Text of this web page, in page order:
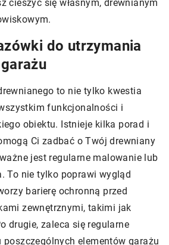
cieszyć się własnym, drewnianym
do utrzymania
to nie tylko kwestia
funkcjonalności i
obiektu. Istnieje kilka porad i
Ci zadbać o Twój drewniany
jest regularne malowanie lub
To nie tylko poprawi wygląd
barierę ochronną przed
zewnętrznymi, takimi jak
drugie, zaleca się regularne
elementów garażu